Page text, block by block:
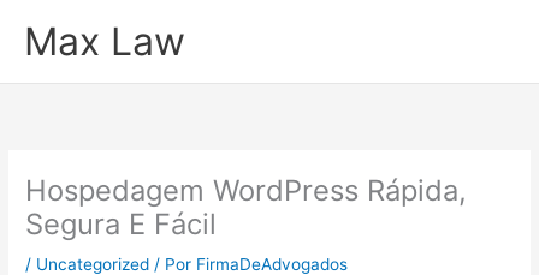
paraMax Law
Hospedagem WordPress Rápida,
Segura E Fácil
/ Uncategorized / Por FirmaDeAdvogados